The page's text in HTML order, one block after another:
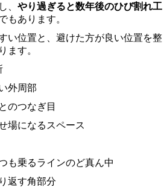
、 やり過ぎると数年後のひび割れ工
もあります。
い位置と、避けた方が良い位置を整
ます。
外周部
のつなぎ目
場になるスペース
も乗るラインのど真ん中
返す角部分